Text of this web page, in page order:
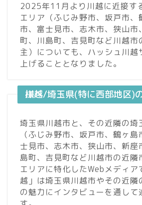
2025年11月より川越に近接す
エリア（ふじみ野市、坂戸市、
市、富士見市、志木市、狭山市
町、川島町、吉見町など川越市
主）についても、ハッシュ川越
上げることとなりました。
川越/埼玉県(特に西部地区)の事業者/運営者様へ
埼玉県川越市と、その近隣の埼
（ふじみ野市、坂戸市、鶴ヶ
士見市、志木市、狭山市、新座
島町、吉見町など川越市の近隣
エリアに特化したWebメディア
越」は埼玉県川越市やその近隣
の魅力にインタビューを通して